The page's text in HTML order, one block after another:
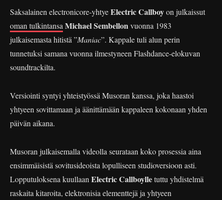
Saksalainen electronicore-yhtyeElectric Callboyon julkaissut
oman tulkintansa Michael Sembellonvuonna 1983
julkaisemasta hitistä ”Maniac”. Kappale tuli alun perin
tunnetuksi samana vuonna ilmestyneen Flashdance-elokuvan
soundtrackilta.
Versiointi syntyi yhteistyössä Musoran kanssa, joka haastoi
yhtyeen sovittamaan ja äänittämään kappaleen kokonaan yhden
päivän aikana.
Musoran julkaisemalla videolla seurataan koko prosessia aina
ensimmäisistä sovitusideoista lopulliseen studioversioon asti.
Lopputuloksena kuullaan Electric Callboylletuttu yhdistelmä
raskaita kitaroita, elektronisia elementtejä ja yhtyeen